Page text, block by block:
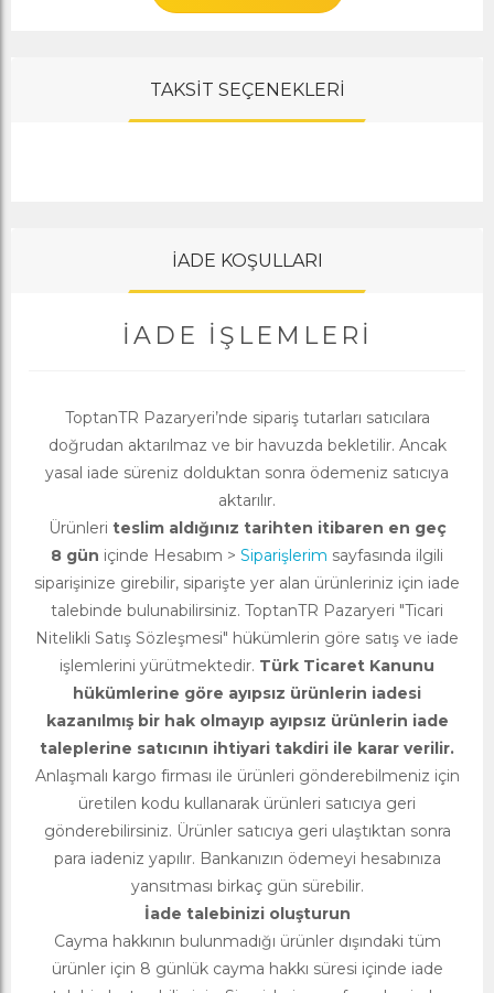
TAKSİT SEÇENEKLERİ
İADE KOŞULLARI
İADE İŞLEMLERI
ToptanTR Pazaryeri’nde sipariş tutarları satıcılara
doğrudan aktarılmaz ve bir havuzda bekletilir. Ancak
yasal iade süreniz dolduktan sonra ödemeniz satıcıya
aktarılır.
Ürünleri teslim aldığınız tarihten itibaren en geç
8 gün içinde Hesabım > Siparişlerim sayfasında ilgili
siparişinize girebilir, siparişte yer alan ürünleriniz için iade
talebinde bulunabilirsiniz. ToptanTR Pazaryeri "Ticari
Nitelikli Satış Sözleşmesi" hükümlerin göre satış ve iade
işlemlerini yürütmektedir. Türk Ticaret Kanunu
hükümlerine göre ayıpsız ürünlerin iadesi
kazanılmış bir hak olmayıp ayıpsız ürünlerin iade
taleplerine satıcının ihtiyari takdiri ile karar verilir.
Anlaşmalı kargo firması ile ürünleri gönderebilmeniz için
üretilen kodu kullanarak ürünleri satıcıya geri
gönderebilirsiniz. Ürünler satıcıya geri ulaştıktan sonra
para iadeniz yapılır. Bankanızın ödemeyi hesabınıza
yansıtması birkaç gün sürebilir.
İade talebinizi oluşturun
Cayma hakkının bulunmadığı ürünler dışındaki tüm
ürünler için 8 günlük cayma hakkı süresi içinde iade